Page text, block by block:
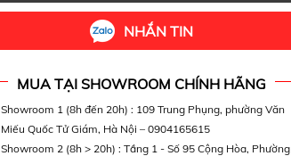
NHẮN TIN
MUA TẠI SHOWROOM CHÍNH HÃNG
Showroom 1 (8h đến 20h) : 109 Trung Phụng, phường Văn
Miếu Quốc Tử Giám, Hà Nội – 0904165615
Showroom 2 (8h > 20h) : Tầng 1 - Số 95 Cộng Hòa, Phường